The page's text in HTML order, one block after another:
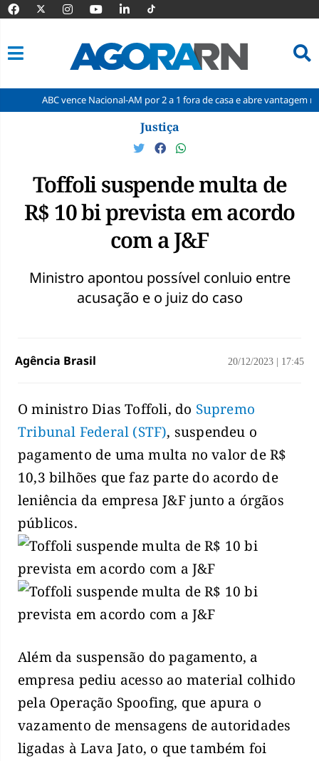
vence Nacional-AM por 2 a 1 fora de casa e abre vantagem nas quartas
Justiça
Toffoli suspende multa de
R$ 10 bi prevista em acordo
com a J&F
Ministro apontou possível conluio entre
acusação e o juiz do caso
Agência Brasil 20/12/2023 17:45
O ministro Dias Toffoli, do Supremo
Tribunal Federal (STF), suspendeu o
pagamento de uma multa no valor de R$
10,3 bilhões que faz parte do acordo de
leniência da empresa J&F junto a órgãos
públicos.
Além da suspensão do pagamento, a
empresa pediu acesso ao material colhido
pela Operação Spoofing, que apura o
vazamento de mensagens de autoridades
ligadas à Lava Jato, o que também foi